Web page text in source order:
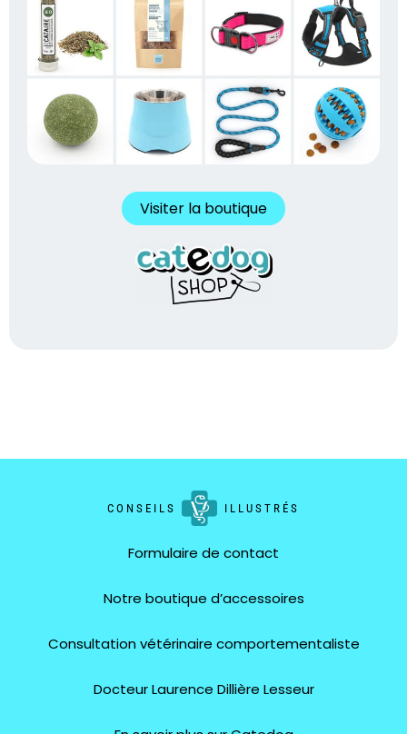
Visiter la boutique
CONSEILS ILLUSTRÉS
Formulaire de contact
Notre boutique d’accessoires
Consultation vétérinaire comportementaliste
Docteur Laurence Dillière Lesseur